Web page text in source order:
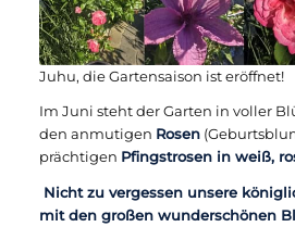
Juhu, die Gartensaison ist eröffnet!
Im Juni steht der Garten in voller
den anmutigen Rosen
prächtigen Pfingstrosen in weiß,
Nicht zu vergessen unsere
mit den großen wunderschönen